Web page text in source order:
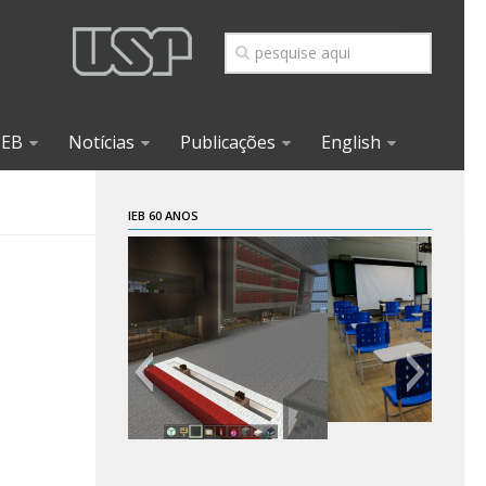
Notícias Publicações English
IEB 60 ANOS